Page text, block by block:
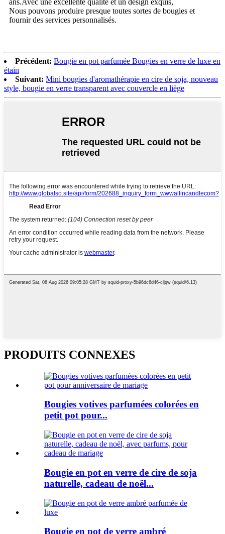
Nous pouvons produire presque toutes sortes de bougies et
fournir des services personnalisés.
Précédent: Bougie en pot parfumée Bougies en verre de luxe en
étain
Suivant: Mini bougies d'aromathérapie en cire de soja, nouveau
style, bougie en verre transparent avec couvercle en liège
PRODUITS CONNEXES
Bougies votives parfumées colorées en
petit pot pour...
Bougie en pot en verre de cire de soja
naturelle, cadeau de noël...
Bougie en pot de verre ambré